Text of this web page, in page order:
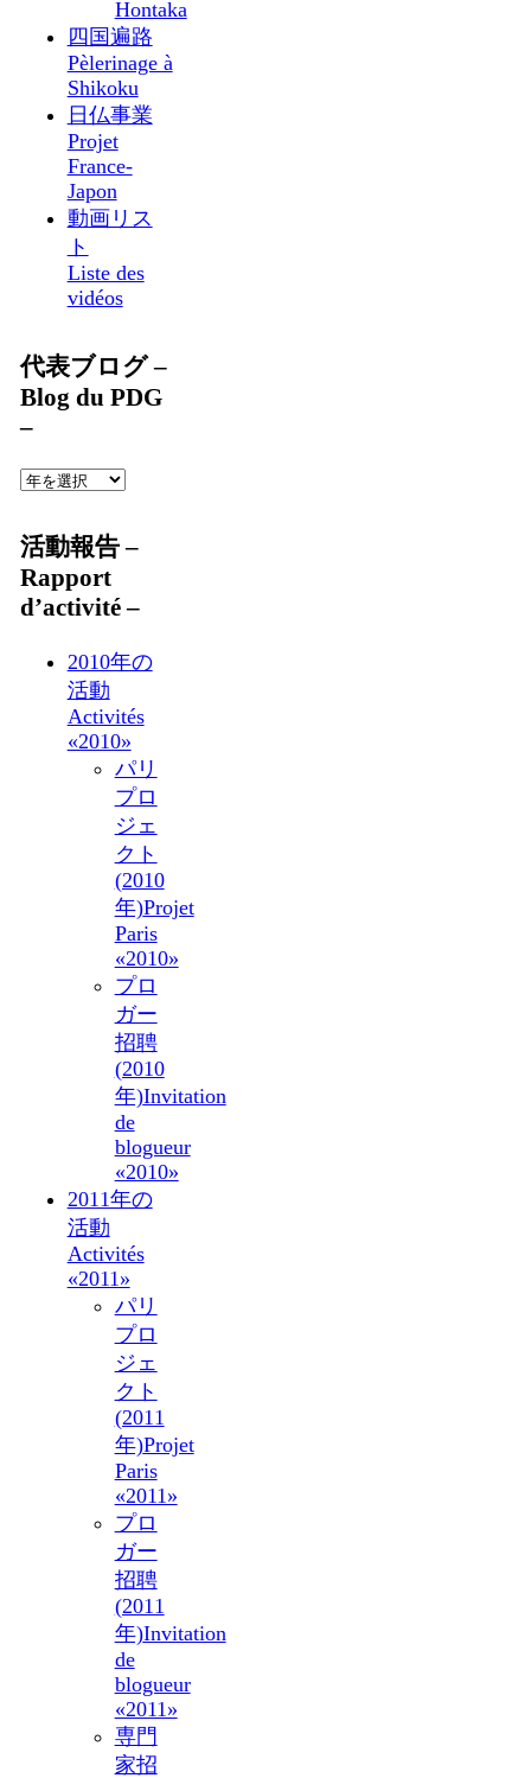
Hontaka
四国遍路
Pèlerinage à
Shikoku
日仏事業
Projet
France-
Japon
動画リス
ト
Liste des
vidéos
代表ブログ –
Blog du PDG
–
活動報告 –
Rapport
d’activité –
2010年の
活動
Activités
«2010»
パリ
プロ
ジェ
クト
(2010
年)Projet
Paris
«2010»
プロ
ガー
招聘
(2010
年)Invitation
de
blogueur
«2010»
2011年の
活動
Activités
«2011»
パリ
プロ
ジェ
クト
(2011
年)Projet
Paris
«2011»
プロ
ガー
招聘
(2011
年)Invitation
de
blogueur
«2011»
専門
家招